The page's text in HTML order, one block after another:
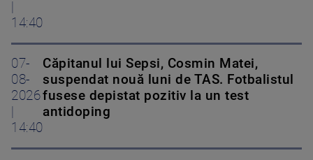
14:40
07-
08-
2026
14:40
Căpitanul lui Sepsi, Cosmin Matei,
suspendat nouă luni de TAS. Fotbalistul
fusese depistat pozitiv la un test
antidoping